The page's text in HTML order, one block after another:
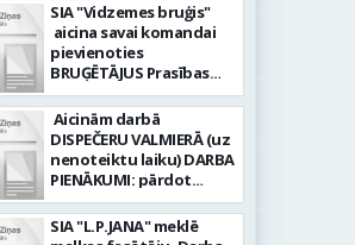
SIA "Vidzemes bruģis"
aicina savai komandai
pievienoties
BRUĢĒTĀJUS Prasības
pretendentiem: Vēlme
strādāt - augsta
atbildības sajūta pret
darbu, precizitāte;
Pieredze bruģēšanā vai
ceļu būvniecībā. Darba
pienākumi: Bruģakmens
ieklāšana; Ceļu, ielas
Aicinām darbā
DISPEČERU VALMIERĀ (uz
nenoteiktu laiku) DARBA
PIENĀKUMI: pārdot
braukšanas
dokumentus organizēt
un koordinēt autobusu
SIA "L.P.JANA" meklē